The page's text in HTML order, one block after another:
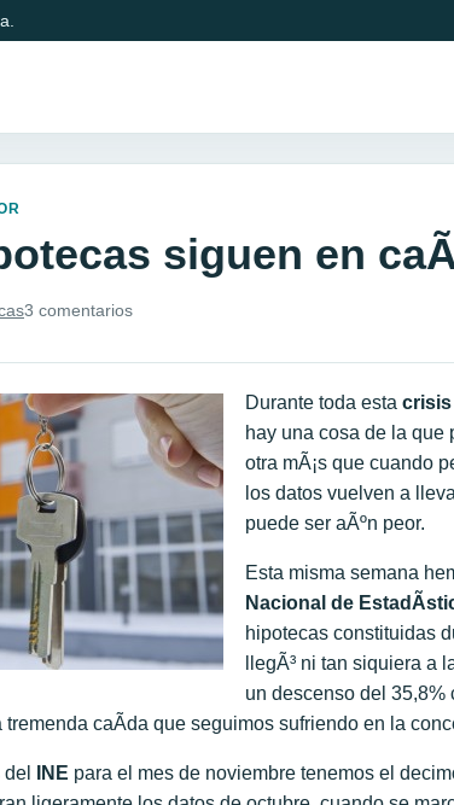
siguen en
3 comentarios
Durante toda esta crisis
hay una cosa de la que
otra mÃ¡s que cuando
los datos vuelven a
puede ser aÃºn peor.
Esta misma semana
Nacional de
hipotecas constituidas
llegÃ³ ni tan siquiera a
un descenso del 35,8%
tremenda caÃ­da que seguimos sufriendo en la
INE para el mes de noviembre tenemos el